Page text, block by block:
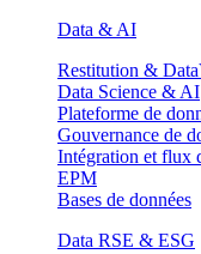
Data & AI
Restitution &
Data Science & AI
Plateforme de
Gouvernance de
Intégration et flux
EPM
Bases de données
Data RSE & ESG